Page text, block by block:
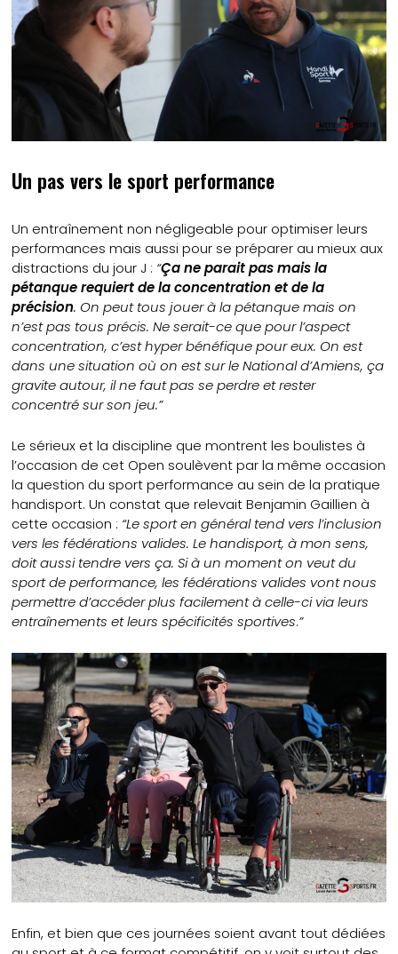
Un pas vers le sport performance
Un entraînement non négligeable pour optimiser leurs
performances mais aussi pour se préparer au mieux aux
distractions du jour J : “Ça ne parait pas mais la
pétanque requiert de la concentration et de la
précision. On peut tous jouer à la pétanque mais on
n’est pas tous précis. Ne serait-ce que pour l’aspect
concentration, c’est hyper bénéfique pour eux. On est
dans une situation où on est sur le National d’Amiens, ça
gravite autour, il ne faut pas se perdre et rester
concentré sur son jeu.”
Le sérieux et la discipline que montrent les boulistes à
l’occasion de cet Open soulèvent par la même occasion
la question du sport performance au sein de la pratique
handisport. Un constat que relevait Benjamin Gaillien à
cette occasion : “Le sport en général tend vers l’inclusion
vers les fédérations valides. Le handisport, à mon sens,
doit aussi tendre vers ça. Si à un moment on veut du
sport de performance, les fédérations valides vont nous
permettre d’accéder plus facilement à celle-ci via leurs
entraînements et leurs spécificités sportives.”
Enfin, et bien que ces journées soient avant tout dédiées